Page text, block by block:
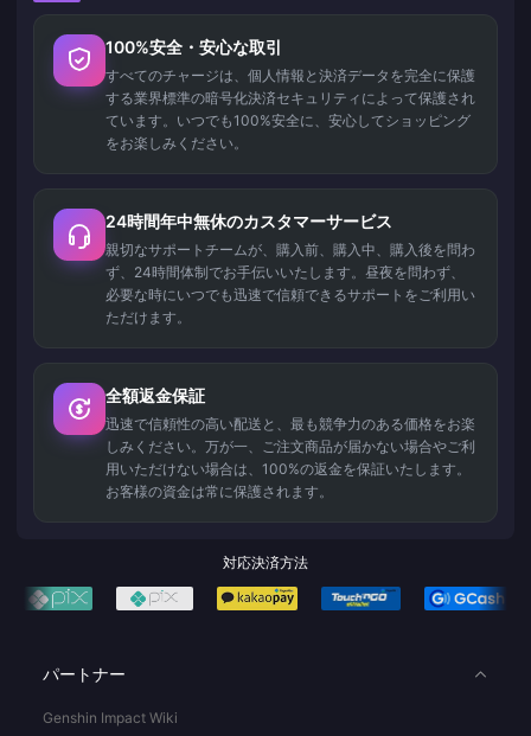
100%安全・安心な取引
すべてのチャージは、個人情報と決済データを完全に保護
する業界標準の暗号化決済セキュリティによって保護され
ています。いつでも100%安全に、安心してショッピング
をお楽しみください。
24時間年中無休のカスタマーサービス
親切なサポートチームが、購入前、購入中、購入後を問わ
ず、24時間体制でお手伝いいたします。昼夜を問わず、
必要な時にいつでも迅速で信頼できるサポートをご利用い
ただけます。
全額返金保証
迅速で信頼性の高い配送と、最も競争力のある価格をお楽
しみください。万が一、ご注文商品が届かない場合やご利
用いただけない場合は、100%の返金を保証いたします。
お客様の資金は常に保護されます。
対応決済方法
パートナー
Genshin Impact Wiki